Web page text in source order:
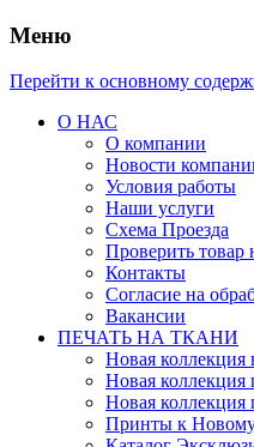
Меню
Перейти к основному
О НАС
О компании
Новости
Условия работы
Наши услуги
Схема Проезда
Проверить товар
Контакты
Согласие на
Вакансии
ПЕЧАТЬ НА ТКАНИ
Новая коллекция
Новая коллекция
Новая коллекция
Принты к